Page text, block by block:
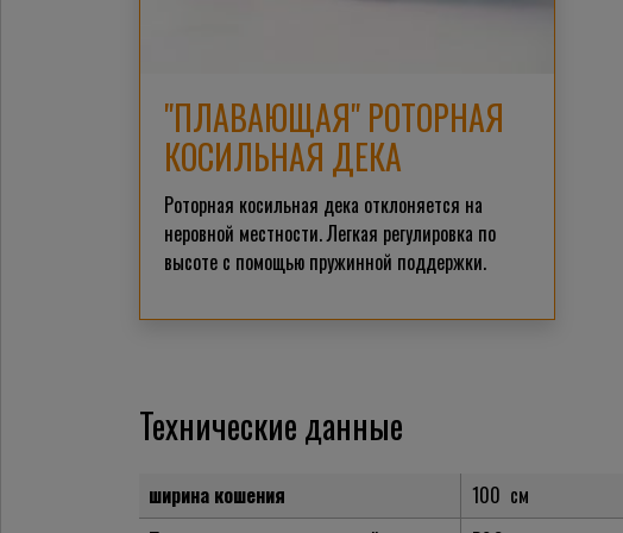
"ПЛАВАЮЩАЯ" РОТОРНАЯ
КОСИЛЬНАЯ ДЕКА
Роторная косильная дека отклоняется на
неровной местности. Легкая регулировка по
высоте с помощью пружинной поддержки.
Технические данные
ширина кошения 100 см